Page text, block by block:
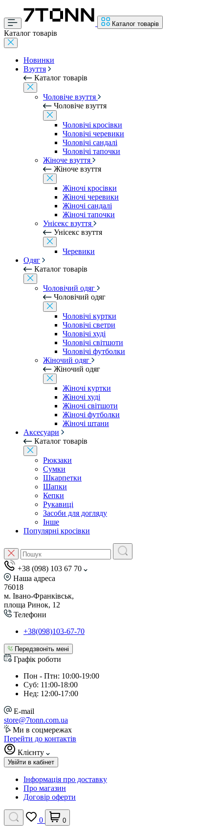
Каталог товарів
Каталог товарів
Новинки
Взуття
Каталог товарів
Чоловіче взуття
Чоловіче взуття
Чоловічі кросівки
Чоловічі черевики
Чоловічі сандалі
Чоловічі тапочки
Жіноче взуття
Жіноче взуття
Жіночі кросівки
Жіночі черевики
Жіночі сандалі
Жіночі тапочки
Унісекс взуття
Унісекс взуття
Черевики
Одяг
Каталог товарів
Чоловічий одяг
Чоловічий одяг
Чоловічі куртки
Чоловічі светри
Чоловічі худі
Чоловічі світшоти
Чоловічі футболки
Жіночий одяг
Жіночий одяг
Жіночі куртки
Жіночі худі
Жіночі світшоти
Жіночі футболки
Жіночі штани
Аксесуари
Каталог товарів
Рюкзаки
Сумки
Шкарпетки
Шапки
Кепки
Рукавиці
Засоби для догляду
Інше
Популярні кросівки
+38 (098) 103 67 70
Наша адреса
76018
м. Івано-Франківськ,
площа Ринок, 12
Телефони
+38(098)103-67-70
Передзвоніть мені
Графік роботи
Пон - Птн: 10:00-19:00
Суб: 11:00-18:00
Нед: 12:00-17:00
E-mail
store@7tonn.com.ua
Ми в соцмережах
Перейти до контактів
Клієнту
Увійти в кабінет
Інформація про доставку
Про магазин
Договір оферти
0 0